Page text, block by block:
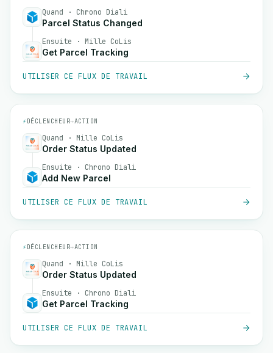
Quand · Chrono Diali
Parcel Status Changed
Ensuite · Mille CoLis
Get Parcel Tracking
UTILISER CE FLUX DE TRAVAIL
⚡ DÉCLENCHEUR→ACTION
Quand · Mille CoLis
Order Status Updated
Ensuite · Chrono Diali
Add New Parcel
UTILISER CE FLUX DE TRAVAIL
⚡ DÉCLENCHEUR→ACTION
Quand · Mille CoLis
Order Status Updated
Ensuite · Chrono Diali
Get Parcel Tracking
UTILISER CE FLUX DE TRAVAIL